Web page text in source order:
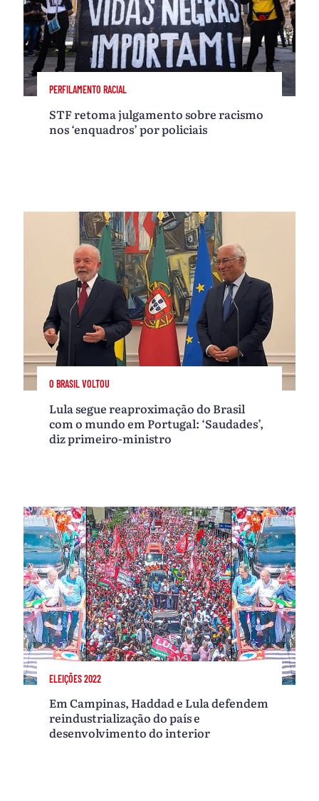
PERFILAMENTO RACIAL
STF retoma julgamento sobre racismo
nos ‘enquadros’ por policiais
O BRASIL VOLTOU
Lula segue reaproximação do Brasil
com o mundo em Portugal: ‘Saudades’,
diz primeiro-ministro
ELEIÇÕES 2022
Em Campinas, Haddad e Lula defendem
reindustrialização do país e
desenvolvimento do interior